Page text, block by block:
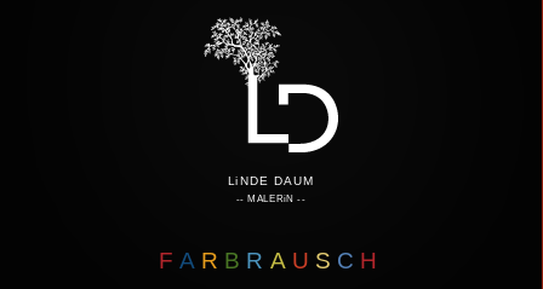
LiNDE DAUM
-- MALERiN --
F A R B R A U S C H